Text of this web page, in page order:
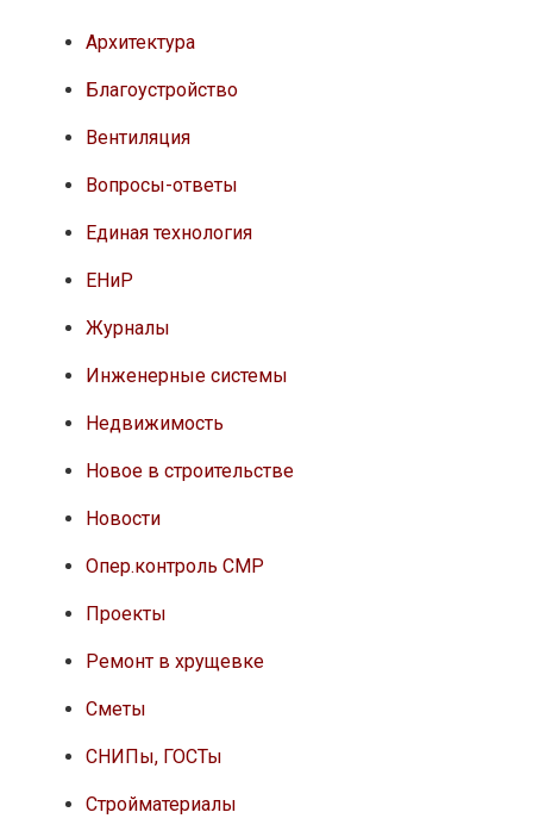
Архитектура
Благоустройство
Вентиляция
Вопросы-ответы
Единая технология
ЕНиР
Журналы
Инженерные системы
Недвижимость
Новое в строительстве
Новости
Опер.контроль СМР
Проекты
Ремонт в хрущевке
Сметы
СНИПы, ГОСТы
Стройматериалы